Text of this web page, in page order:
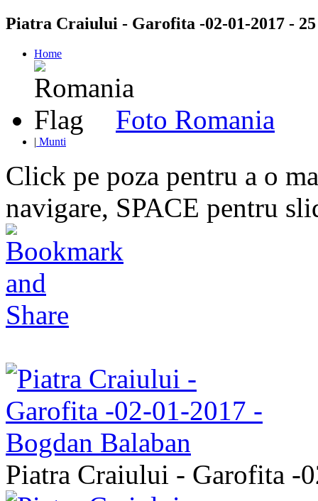
Piatra Craiului - Garofita -02-01-2017 -
Home
Foto Romania
| Munti
Click pe poza pentru a o
navigare, SPACE pentru
Piatra Craiului - Garofita -